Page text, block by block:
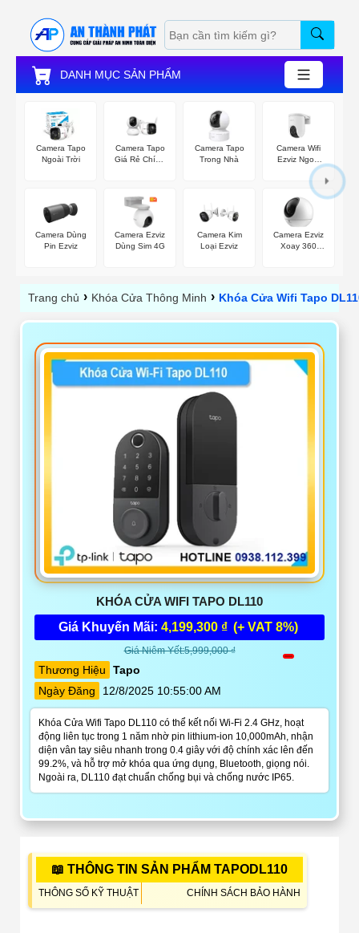
DANH MỤC SẢN PHẨM
Camera Tapo
Ngoài Trời
Camera Tapo
Giá Rẻ Chính
Camera Tapo
Trong Nhà
Camera Wifi
Ezviz Ngoài
Camera Dùng
Pin Ezviz
Camera Ezviz
Dùng Sim 4G
Camera Kim
Loại Ezviz
Camera Ezviz
Xoay 360
Trang chủ › Khóa Cửa Thông Minh › Khóa Cửa Wifi Tapo
KHÓA CỬA WIFI TAPO DL110
Giá Khuyến Mãi: 4,199,300 ₫ (+ VAT 8%)
Giá Niêm Yết:5,999,000 ₫
Thương Hiệu
Tapo
Ngày Đăng
12/8/2025 10:55:00 AM
Khóa Cửa Wifi Tapo DL110 có thể kết nối Wi-Fi 2.4 GHz, hoạt
động liên tục trong 1 năm nhờ pin lithium-ion 10,000mAh, nhận
diện vân tay siêu nhanh trong 0.4 giây với độ chính xác lên đến
99.2%, và hỗ trợ mở khóa qua ứng dụng, Bluetooth, giọng nói.
Ngoài ra, DL110 đạt chuẩn chống bụi và chống nước IP65.
📖 THÔNG TIN SẢN PHẨM TAPODL110
THÔNG SỐ KỸ THUẬT CHÍNH SÁCH BẢO HÀNH